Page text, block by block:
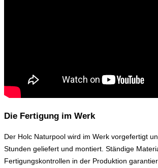
Die Fertigung im Werk
Der Holc Naturpool wird im Werk vorgefertigt
Stunden geliefert und montiert. Ständige
Fertigungskontrollen in der Produktion